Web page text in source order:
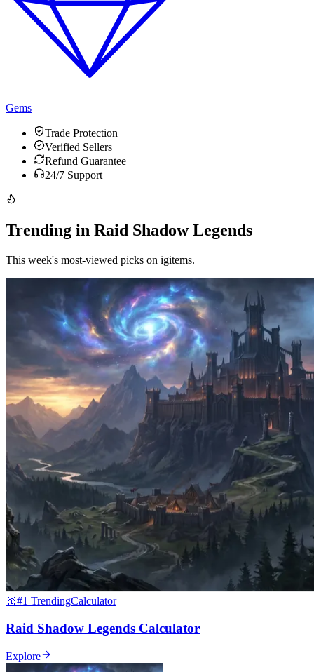
Gems
Trade Protection
Verified Sellers
Refund Guarantee
24/7 Support
Trending in Raid Shadow Legends
This week's most-viewed picks on igitems.
🥇#1 TrendingCalculator
Raid Shadow Legends Calculator
Explore